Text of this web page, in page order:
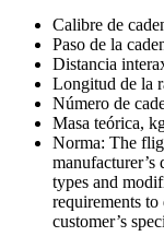
Calibre de
Paso de la
Distancia
Longitud de la
Número de
Masa teórica,
Norma: The
types and
requirements
customer’s